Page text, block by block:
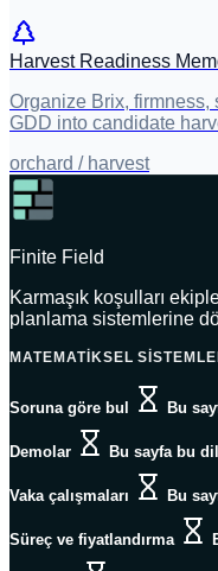
Harvest Readiness
Organize Brix, firmness,
GDD into candidate
orchard / harvest
Finite Field
Karmaşık koşulları
planlama sistemlerine
MATEMATIKSEL
Soruna göre bul Bu
Demolar Bu sayfa bu
Vaka çalışmaları Bu
Süreç ve fiyatlandırma